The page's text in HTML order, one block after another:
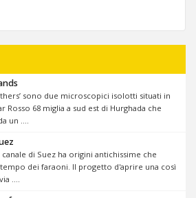
sono due microscopici isolotti situati in
Rosso 68 miglia a sud est di Hurghada che
un ....
canale di Suez ha origini antichissime che
dei faraoni. Il progetto d'aprire una così
....